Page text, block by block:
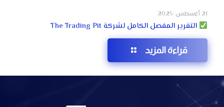
21 أغسطس، 2025
التقرير المفصل الكامل لشركة The Trading Pit
قراءة المزيد